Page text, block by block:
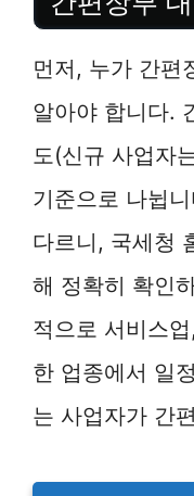
먼저, 누가 간편
알아야 합니다.
도(신규 사업자
기준으로 나뉩
다르니, 국세청
해 정확히 확인
적으로 서비스
한 업종에서 일
는 사업자가 간